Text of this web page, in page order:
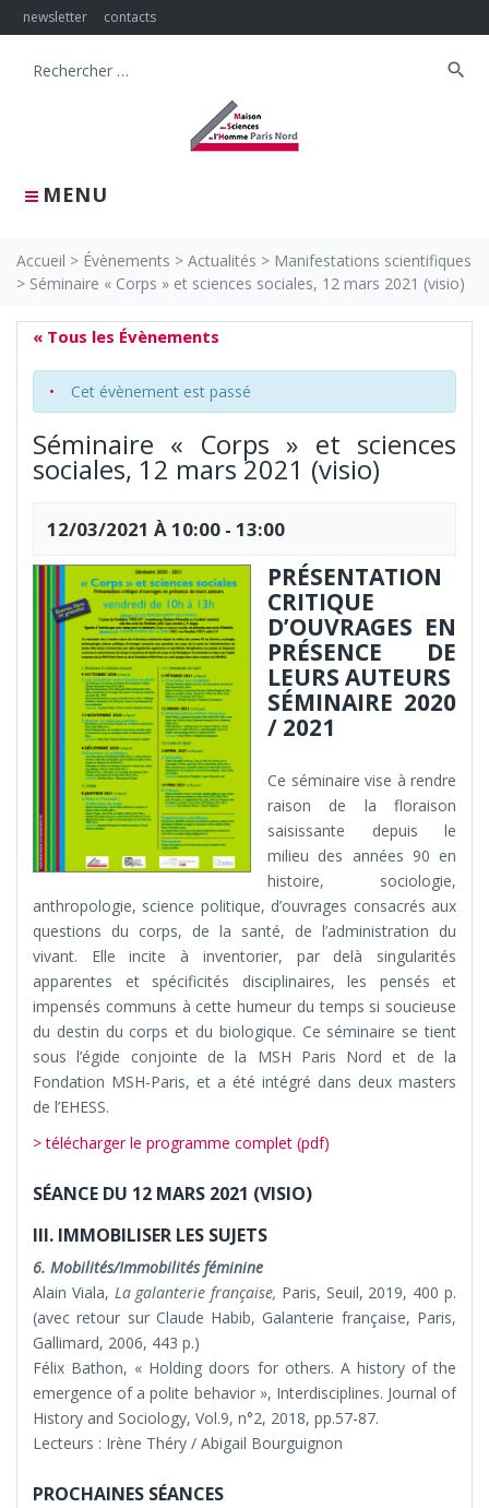
Skip
to
newsletter contacts
MENU
Search
search
Accueil > Évènements > Actualités > Manifestations scientifiques
> Séminaire « Corps » et sciences sociales, 12 mars 2021 (visio)
« Tous les Évènements
Cet évènement est passé
Séminaire « Corps » et sciences
sociales, 12 mars 2021 (visio)
12/03/2021 À 10:00 - 13:00
PRÉSENTATION
CRITIQUE
D’OUVRAGES EN
PRÉSENCE DE
LEURS AUTEURS
SÉMINAIRE 2020
/ 2021
Ce séminaire vise à rendre
raison de la floraison
saisissante depuis le
milieu des années 90 en
histoire, sociologie,
anthropologie, science politique, d’ouvrages consacrés aux
questions du corps, de la santé, de l’administration du
vivant. Elle incite à inventorier, par delà singularités
apparentes et spécificités disciplinaires, les pensés et
impensés communs à cette humeur du temps si soucieuse
du destin du corps et du biologique. Ce séminaire se tient
sous l’égide conjointe de la MSH Paris Nord et de la
Fondation MSH-Paris, et a été intégré dans deux masters
de l’EHESS.
> télécharger le programme complet (pdf)
SÉANCE DU 12 MARS 2021 (VISIO)
III. IMMOBILISER LES SUJETS
6. Mobilités/Immobilités féminine
Alain Viala, La galanterie française, Paris, Seuil, 2019, 400 p.
(avec retour sur Claude Habib, Galanterie française, Paris,
Gallimard, 2006, 443 p.)
Félix Bathon, « Holding doors for others. A history of the
emergence of a polite behavior », Interdisciplines. Journal of
History and Sociology, Vol.9, n°2, 2018, pp.57-87.
Lecteurs : Irène Théry / Abigail Bourguignon
PROCHAINES SÉANCES